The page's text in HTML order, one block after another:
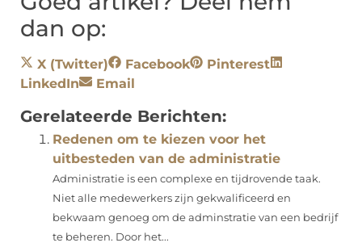
dan op:
X (Twitter) Facebook
Pinterest
LinkedIn
Email
Gerelateerde Berichten:
Redenen om te kiezen voor het
uitbesteden van de administratie
Administratie is een complexe en tijdrovende taak.
Niet alle medewerkers zijn gekwalificeerd en
bekwaam genoeg om de adminstratie van een bedrijf
te beheren. Door het...